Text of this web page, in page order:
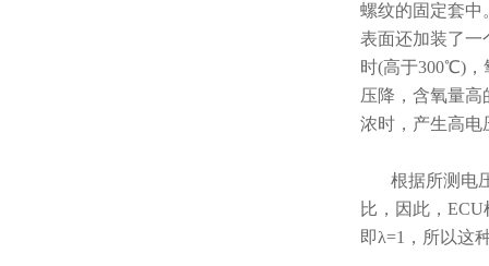
螺纹的固定套中
表面还加装了一
时(高于300℃)，
压降，含氧量
浓时，产生高电
根据所测电
比，因此，
即λ=1，所以这